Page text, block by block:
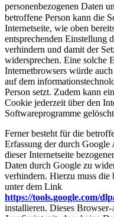
personenbezogenen Daten
betroffene Person kann die
Internetseite, wie oben
entsprechenden Einstellung
verhindern und damit der
widersprechen. Eine solche
Internetbrowsers würde
auf dem
Person setzt. Zudem kann
Cookie jederzeit über den
Softwareprogramme
Ferner besteht für die
Erfassung der durch
dieser Internetseite
Daten durch Google zu
verhindern. Hierzu muss
unter dem Link
https://tools.google.com/
installieren. Dieses